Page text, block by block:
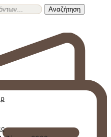
Αναζήτηση
Αναζήτηση